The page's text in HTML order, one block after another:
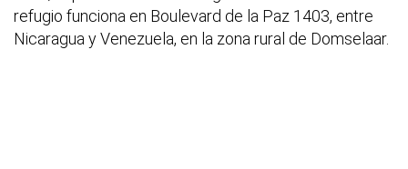
refugio funciona en Boulevard de la Paz 1403, entre
Nicaragua y Venezuela, en la zona rural de Domselaar.